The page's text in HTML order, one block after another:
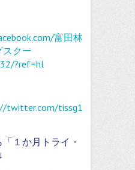
富田林
スクー
?ref=hl
twitter.com/tissg1
１か月トライ・